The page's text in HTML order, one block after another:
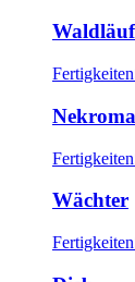
Fertigkeiten
Fertigkeiten
Wächter
Fertigkeiten